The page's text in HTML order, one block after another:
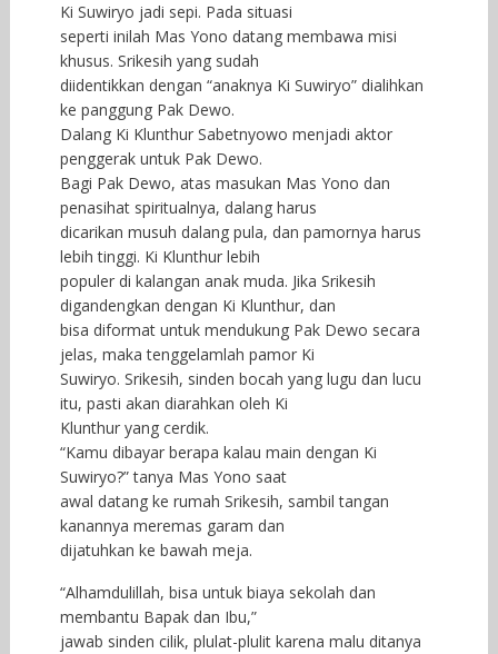
Ki Suwiryo jadi sepi. Pada situasi
seperti inilah Mas Yono datang membawa misi
khusus. Srikesih yang sudah
diidentikkan dengan “anaknya Ki Suwiryo” dialihkan
ke panggung Pak Dewo.
Dalang Ki Klunthur Sabetnyowo menjadi aktor
penggerak untuk Pak Dewo.
Bagi Pak Dewo, atas masukan Mas Yono dan
penasihat spiritualnya, dalang harus
dicarikan musuh dalang pula, dan pamornya harus
lebih tinggi. Ki Klunthur lebih
populer di kalangan anak muda. Jika Srikesih
digandengkan dengan Ki Klunthur, dan
bisa diformat untuk mendukung Pak Dewo secara
jelas, maka tenggelamlah pamor Ki
Suwiryo. Srikesih, sinden bocah yang lugu dan lucu
itu, pasti akan diarahkan oleh Ki
Klunthur yang cerdik.
“Kamu dibayar berapa kalau main dengan Ki
Suwiryo?” tanya Mas Yono saat
awal datang ke rumah Srikesih, sambil tangan
kanannya meremas garam dan
dijatuhkan ke bawah meja.
“Alhamdulillah, bisa untuk biaya sekolah dan
membantu Bapak dan Ibu,”
jawab sinden cilik, plulat-plulit karena malu ditanya